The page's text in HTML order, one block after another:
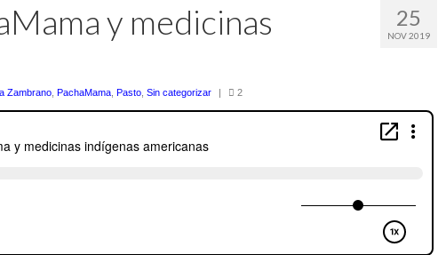
25
NOV 2019
y medicinas
Zambrano PachaMama Pasto Sin categorizar | 2